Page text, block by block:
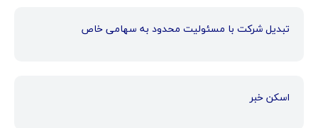
تبدیل شرکت با مسئولیت محدود به سهامی خاص
اسکن خبر